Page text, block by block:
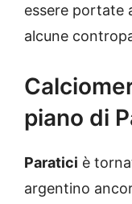
essere portate
alcune
piano di
Paratici è
argentino